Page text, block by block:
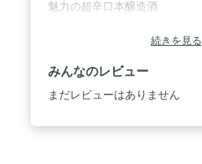
魅力の超辛口本醸造酒
続きを見る
みんなのレビュー
まだレビューはありません